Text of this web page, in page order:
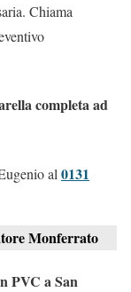
Chiama
completa ad
al 0131
Monferrato
PVC a San